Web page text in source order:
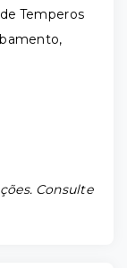
Temperos
Consulte